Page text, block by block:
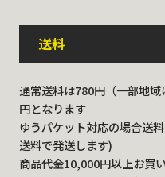
送料
通常送料は780円（一部地
円となります
ゆうパケット対応の場合送
送料で発送します)
商品代金10,000円以上お買